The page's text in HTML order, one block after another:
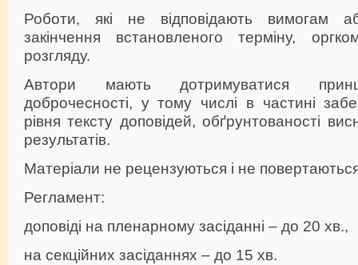
Роботи, які не відповідають вимогам
закінчення встановленого терміну,
розгляду.
Автори мають дотримуватися
доброчесності, у тому числі в частині
рівня тексту доповідей, обґрунтованості
результатів.
Матеріали не рецензуються і не
Регламент:
доповіді на пленарному засіданні – до 20 хв.,
на секційних засіданнях – до 15 хв.